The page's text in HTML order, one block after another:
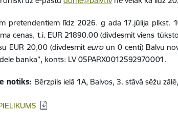
pretendentiem līdz 2026. g ada 17.jūlija plkst.
cenas, t.i. EUR 21890.00 (divdesmit viens
EUR 20,00 (divdesmit euroun 0 centi) Balvu
banka”, konts: LV 05PARX0012592970001.
notiks: Bērzpils ielā 1A, Balvos, 3. stāvā sēžu